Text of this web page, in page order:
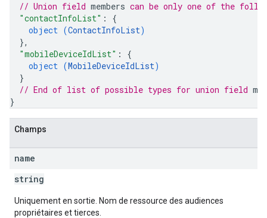
// Union field members can be only one of the
"contactInfoList" : {
object (ContactInfoList)
},
"mobileDeviceIdList" : {
object (MobileDeviceIdList)
}
// End of list of possible types for union field
}
Champs
name
string
Uniquement en sortie. Nom de ressource des audiences
propriétaires et tierces.